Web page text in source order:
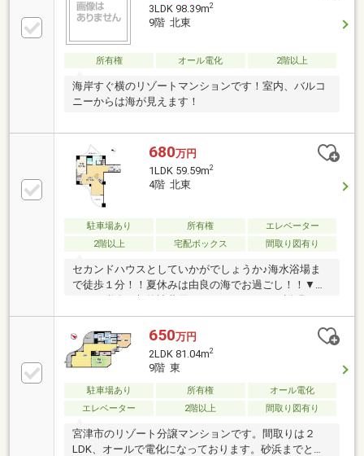
3LDK 98.39m2
9階 北東
所有権 オール電化 2階以上
海岸すぐ横のリゾートマンションです！室内、バルコ
ニーからは海が見えます！
680万円
1LDK 59.59m2
4階 北東
駐車場あり 所有権
エレベーター
2階以上
宅配ボックス 間取り図有り
セカンドハウスとしていかがでしょうか♪海水浴場ま
で徒歩１分！！夏休みは由良の海でお過ごし！！▼気
になる税金、契約諸費用についてイチからご説明いた
します。▼ご希望条件をお知らせください。忙しい方
向け「まとめて見学」ご手配します。▼悩ましい頭金
のこと、欠陥住宅の心配など、ご質問だけでもどうぞ
♪【住宅ローン相談・資金計画・無料】○ローン相談か
らしたい○どれくらい借入可能か知りたい○金利優遇や
住宅ローン控除などお得な情報がほしい○車ローンや
現借入をおまとめしたい○引越し代や家具購入代も含
行と提携しております
650万円
2LDK 81.04m2
9階 東
駐車場あり 所有権
オール電化
エレベーター
2階以上 間取り図有り
宮津市のリゾート分譲マンションです。間取りは２
LDK、オールで電化になっております。砂浜までとて